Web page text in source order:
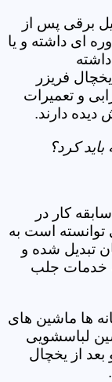
برقی پس از
ای داشته و یا
فریزر
و تعمیرات
دارند.
کرد؟
با بیش از ۱۵ سال سابقه کار در
است به
تبدیل شده و
خدمات جلب
ها ماشین های
لباسشویی
از یخچال